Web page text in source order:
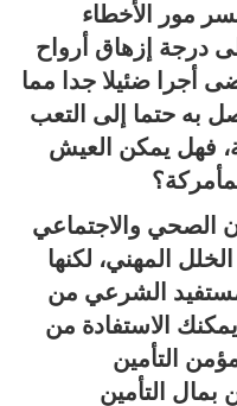
مور الأخطاء
درجة إزهاق أرواح
أجرا ضئيلا جدا مما
به حتما إلى التعب
فهل يمكن العيش
الصحي والاجتماعي
المهني، لكنها
الشرعي من
الاستفادة من
التأمين
بمال التأمين